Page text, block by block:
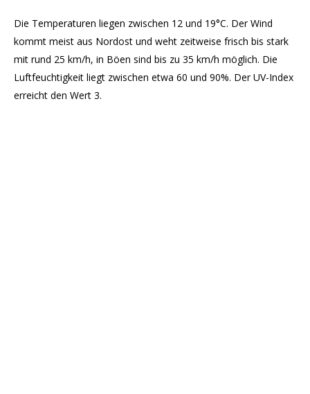
Die Temperaturen liegen zwischen 12 und 19°C. Der Wind
kommt meist aus Nordost und weht zeitweise frisch bis stark
mit rund 25 km/h, in Böen sind bis zu 35 km/h möglich. Die
Luftfeuchtigkeit liegt zwischen etwa 60 und 90%. Der UV-Index
erreicht den Wert 3.